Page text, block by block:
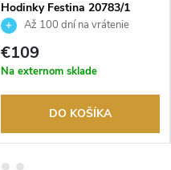
Hodinky Festina 20783/1
Až 100 dní na vrátenie
tovaru. Autorizovaný predajca.
€109
Na externom sklade
DO KOŠÍKA